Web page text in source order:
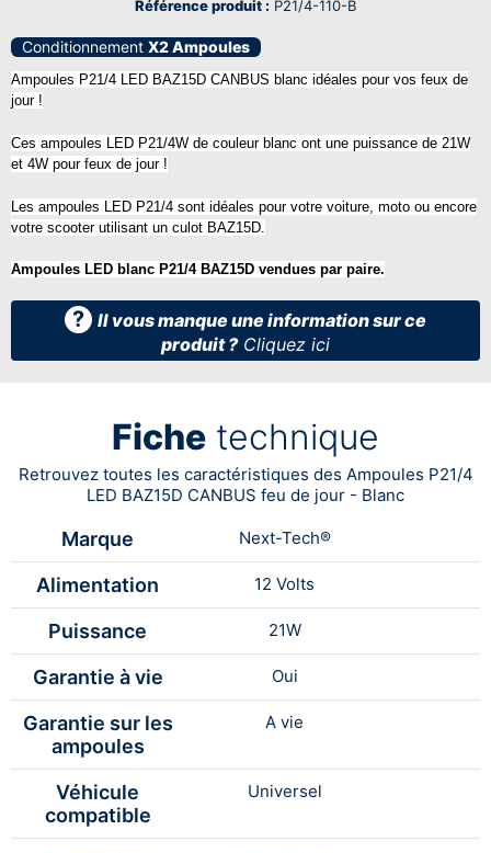
Référence produit : P21/4-110-B
Conditionnement X2 Ampoules
Ampoules P21/4 LED BAZ15D CANBUS blanc idéales pour vos feux de
jour !
Ces ampoules LED P21/4W de couleur blanc ont une puissance de 21W
et 4W pour feux de jour !
Les ampoules LED P21/4 sont idéales pour votre voiture, moto ou encore
votre scooter utilisant un culot BAZ15D.
Ampoules LED blanc P21/4 BAZ15D vendues par paire.
? Il vous manque une information sur ce
produit ? Cliquez ici
Fiche technique
Retrouvez toutes les caractéristiques des Ampoules P21/4
LED BAZ15D CANBUS feu de jour - Blanc
Marque Next-Tech®
Alimentation 12 Volts
Puissance 21W
Garantie à vie Oui
Garantie sur les
ampoules
A vie
Véhicule
compatible
Universel